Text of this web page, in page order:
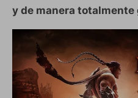
y de manera